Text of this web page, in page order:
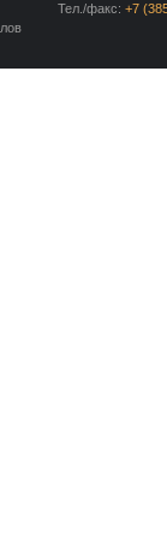
Тел./факс: +7